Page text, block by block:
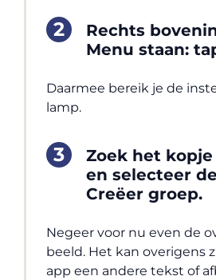
Rechts
Menu staan:
Daarmee bereik je de
lamp.
Zoek het
en selecteer
Creëer groep.
Negeer voor nu even de
beeld. Het kan overigens
app een andere tekst of